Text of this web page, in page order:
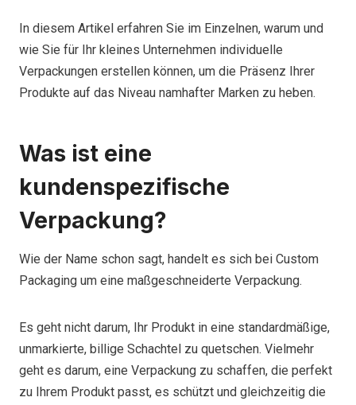
In diesem Artikel erfahren Sie im Einzelnen, warum und
wie Sie für Ihr kleines Unternehmen individuelle
Verpackungen erstellen können, um die Präsenz Ihrer
Produkte auf das Niveau namhafter Marken zu heben.
Was ist eine
kundenspezifische
Verpackung?
Wie der Name schon sagt, handelt es sich bei Custom
Packaging um eine maßgeschneiderte Verpackung.
Es geht nicht darum, Ihr Produkt in eine standardmäßige,
unmarkierte, billige Schachtel zu quetschen. Vielmehr
geht es darum, eine Verpackung zu schaffen, die perfekt
zu Ihrem Produkt passt, es schützt und gleichzeitig die